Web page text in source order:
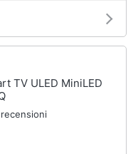
TV ULED MiniLED